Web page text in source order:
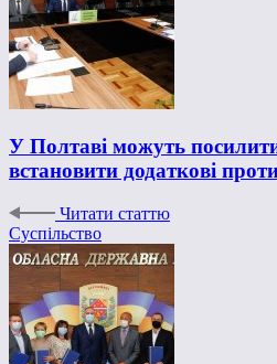
У Полтаві можуть
встановити додаткові
Читати статтю
Суспільство